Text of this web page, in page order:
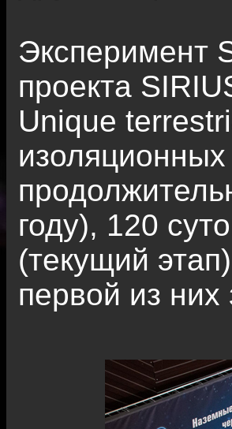
Эксперимент
проекта
Unique
году), 120
(текущий
первой из